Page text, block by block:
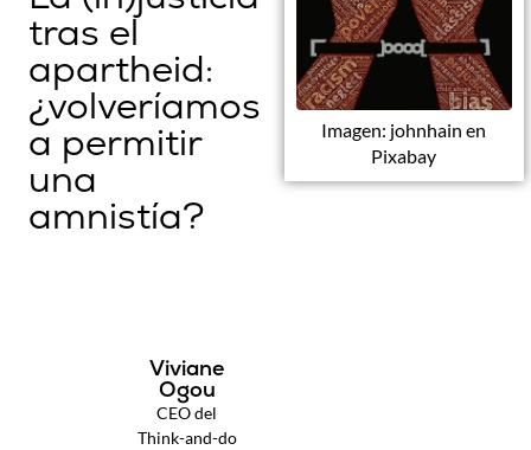
tras el
apartheid:
¿volveríamos
a permitir
una
amnistía?
Imagen: johnhain en
Pixabay
Viviane
Ogou
CEO del
Think-and-do